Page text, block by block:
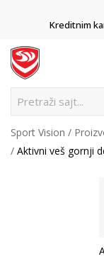
Kreditnim
Pretraži sajt...
Sport Vision
Aktivni veš gornji